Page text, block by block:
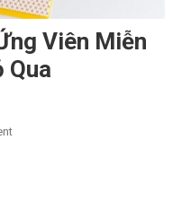
Viên Miễn
Qua
On